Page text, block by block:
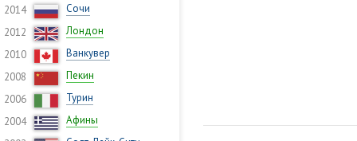
2014
Сочи
2012
Лондон
2010
Ванкувер
2008
Пекин
2006
Турин
2004
Афины